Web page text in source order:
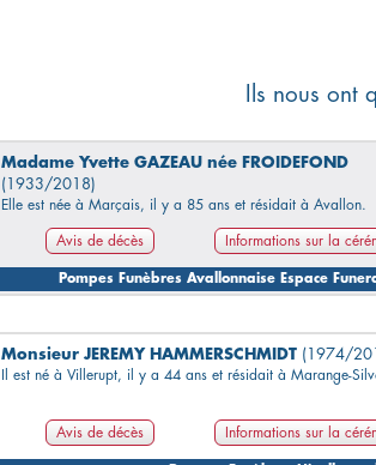
Ils nous
Madame Yvette GAZEAU née FROIDEFOND
(1933/2018)
Elle est née à Marçais, il y a 85 ans et résidait à Avallon.
Avis de décès Informations sur la
Pompes Funèbres Avallonnaise Espace
Monsieur JEREMY HAMMERSCHMIDT (1974/
Il est né à Villerupt, il y a 44 ans et résidait à Marange-
Avis de décès Informations sur la